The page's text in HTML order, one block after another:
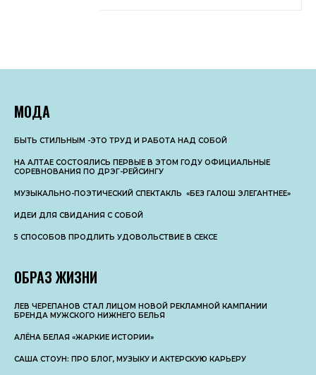
МОДА
БЫТЬ СТИЛЬНЫМ -ЭТО ТРУД И РАБОТА НАД СОБОЙ
НА АЛТАЕ СОСТОЯЛИСЬ ПЕРВЫЕ В ЭТОМ ГОДУ ОФИЦИАЛЬНЫЕ
СОРЕВНОВАНИЯ ПО ДРЭГ-РЕЙСИНГУ
МУЗЫКАЛЬНО-ПОЭТИЧЕСКИЙ СПЕКТАКЛЬ «БЕЗ ГАЛОШ ЭЛЕГАНТНЕЕ»
ИДЕИ ДЛЯ СВИДАНИЯ С СОБОЙ
5 СПОСОБОВ ПРОДЛИТЬ УДОВОЛЬСТВИЕ В СЕКСЕ
ОБРАЗ ЖИЗНИ
ЛЕВ ЧЕРЕПАНОВ СТАЛ ЛИЦОМ НОВОЙ РЕКЛАМНОЙ КАМПАНИИ
БРЕНДА МУЖСКОГО НИЖНЕГО БЕЛЬЯ
АЛЁНА БЕЛАЯ «ЖАРКИЕ ИСТОРИИ»
САША СТОУН: ПРО БЛОГ, МУЗЫКУ И АКТЕРСКУЮ КАРЬЕРУ